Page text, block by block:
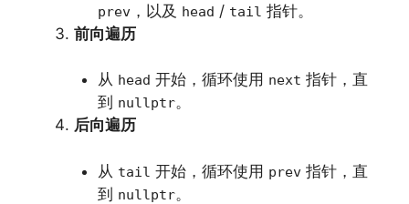
prev，以及 head / tail 指针。
前向遍历
从 head 开始，循环使用 next 指针，直
到 nullptr。
后向遍历
从 tail 开始，循环使用 prev指针，直
到 nullptr。